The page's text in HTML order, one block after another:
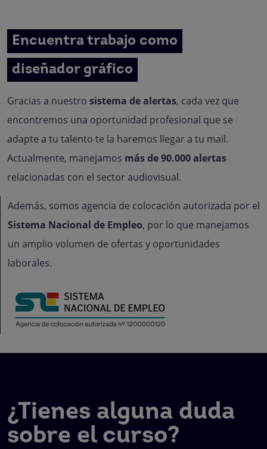
Encuentra trabajo como
diseñador gráfico
Gracias a nuestro sistema de alertas, cada vez que
encontremos una oportunidad profesional que se
adapte a tu talento te la haremos llegar a tu mail.
Actualmente, manejamos más de 90.000 alertas
relacionadas con el sector audiovisual.
Además, somos agencia de colocación autorizada por el
Sistema Nacional de Empleo, por lo que manejamos
un amplio volumen de ofertas y oportunidades
laborales.
¿Tienes alguna duda
sobre el curso?